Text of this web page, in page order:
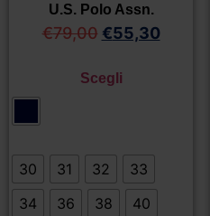
U.S. Polo Assn.
€79,00 €55,30
Scegli
30 31 32
33
34
36 38 40